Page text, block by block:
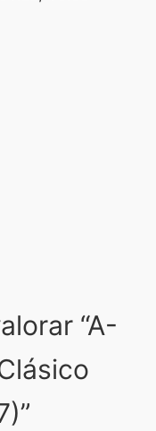
“A-